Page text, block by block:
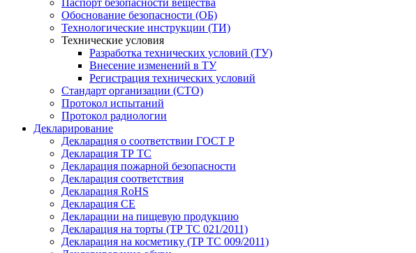
Паспорт безопасности вещества
Обоснование безопасности (ОБ)
Технологические инструкции (ТИ)
Технические условия
Разработка технических условий (ТУ)
Внесение изменений в ТУ
Регистрация технических условий
Стандарт организации (СТО)
Протокол испытаний
Протокол радиологии
Декларирование
Декларация о соответствии ГОСТ Р
Декларация ТР ТС
Декларация пожарной безопасности
Декларация соответствия
Декларация RoHS
Декларация СЕ
Декларации на пищевую продукцию
Декларация на торты (ТР ТС 021/2011)
Декларация на косметику (ТР ТС 009/2011)